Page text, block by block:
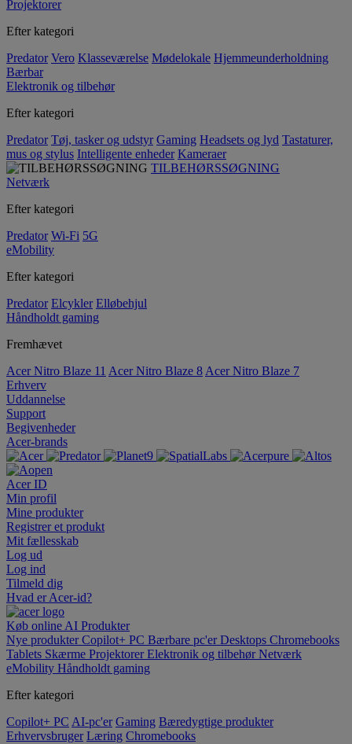
Projektorer
Efter kategori
Predator Vero Klasseværelse Mødelokale Hjemmeunderholdning
Bærbar
Elektronik og tilbehør
Efter kategori
Predator Tøj, tasker og udstyr Gaming Headsets og lyd Tastaturer,
mus og stylus Intelligente enheder Kameraer
TILBEHØRSSØGNING
Netværk
Efter kategori
Predator Wi-Fi 5G
eMobility
Efter kategori
Predator Elcykler Elløbehjul
Håndholdt gaming
Fremhævet
Acer Nitro Blaze 11 Acer Nitro Blaze 8 Acer Nitro Blaze 7
Erhverv
Uddannelse
Support
Begivenheder
Acer-brands
Acer ID
Min profil
Mine produkter
Registrer et produkt
Mit fællesskab
Log ud
Log ind
Tilmeld dig
Hvad er Acer-id?
Køb online AI Produkter
Nye produkterCopilot+ PC Bærbare pc'erDesktops Chromebooks
Tablets Skærme ProjektorerElektronik og tilbehørNetværk
eMobility Håndholdt gaming
Efter kategori
Copilot+ PC AI-pc'er Gaming Bæredygtige produkter
Erhvervsbruger Læring Chromebooks